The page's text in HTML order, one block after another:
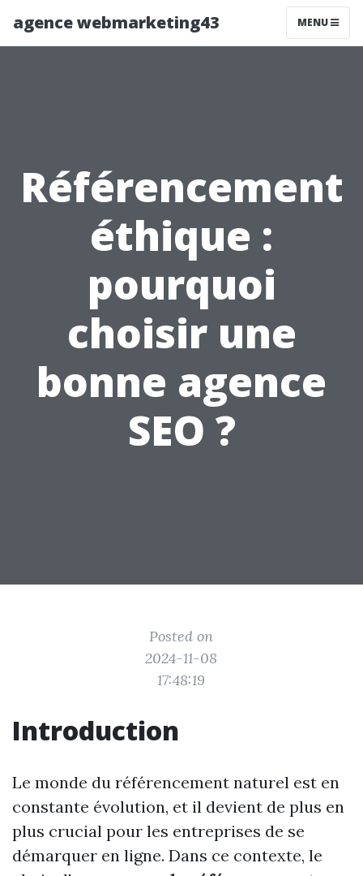
agence webmarketing43 MENU
Référencement
éthique :
pourquoi
choisir une
bonne agence
SEO ?
Posted on
2024-11-08
17:48:19
Introduction
Le monde du référencement naturel est en
constante évolution, et il devient de plus en
plus crucial pour les entreprises de se
démarquer en ligne. Dans ce contexte, le